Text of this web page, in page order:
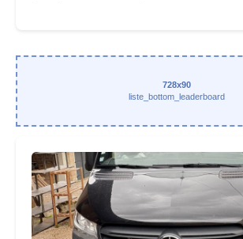
728x90
liste_bottom_leaderboard